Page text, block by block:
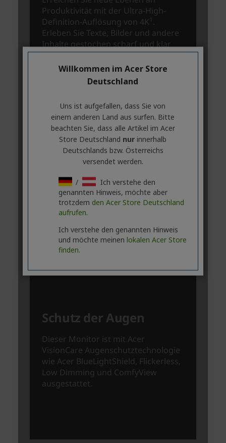
Willkommen im Acer Store
Deutschland
Uns ist aufgefallen, dass Sie von
einem anderen Land aus surfen. Bitte
beachten Sie, dass alle Artikel im Acer
Store Deutschland nur innerhalb
Deutschlands bzw. Österreichs
versendet werden.
/
Ich verstehe den
genannten Hinweis, möchte aber
trotzdem den Acer Store Deutschland
aufrufen.
Ich verstehe den genannten Hinweis
und möchte meinen lokalen Acer Store
finden.